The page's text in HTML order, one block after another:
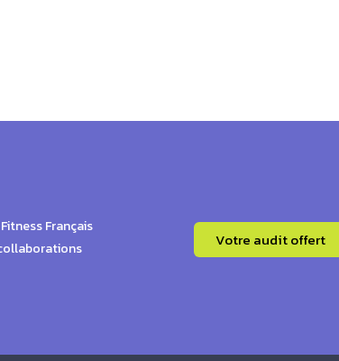
Français
Votre audit offert